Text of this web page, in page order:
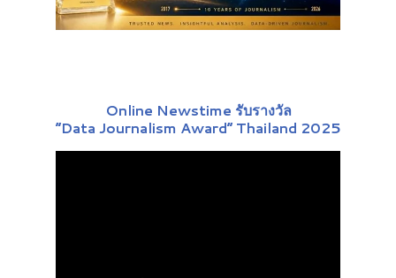
Online Newstime รับรางวัล
“Data Journalism Award” Thailand 2025